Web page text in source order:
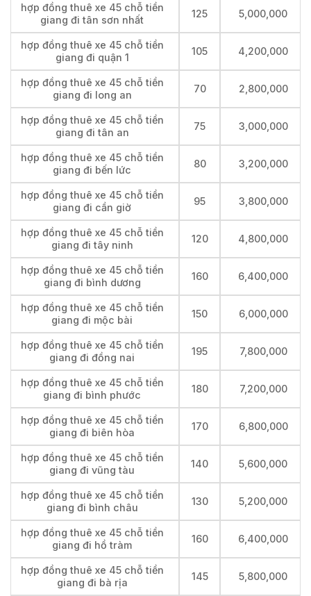
hợp đồng thuê xe 45 chỗ tiền
giang đi tân sơn nhất
125 5,000,000
hợp đồng thuê xe 45 chỗ tiền
giang đi quận 1
105 4,200,000
hợp đồng thuê xe 45 chỗ tiền
giang đi long an
70 2,800,000
hợp đồng thuê xe 45 chỗ tiền
giang đi tân an
75 3,000,000
hợp đồng thuê xe 45 chỗ tiền
giang đi bến lức
80 3,200,000
hợp đồng thuê xe 45 chỗ tiền
giang đi cần giờ
95 3,800,000
hợp đồng thuê xe 45 chỗ tiền
giang đi tây ninh
120 4,800,000
hợp đồng thuê xe 45 chỗ tiền
giang đi bình dương
160 6,400,000
hợp đồng thuê xe 45 chỗ tiền
giang đi mộc bài
150 6,000,000
hợp đồng thuê xe 45 chỗ tiền
giang đi đồng nai
195 7,800,000
hợp đồng thuê xe 45 chỗ tiền
giang đi bình phước
180 7,200,000
hợp đồng thuê xe 45 chỗ tiền
giang đi biên hòa
170 6,800,000
hợp đồng thuê xe 45 chỗ tiền
giang đi vũng tàu
140 5,600,000
hợp đồng thuê xe 45 chỗ tiền
giang đi bình châu
130 5,200,000
hợp đồng thuê xe 45 chỗ tiền
giang đi hồ tràm
160 6,400,000
hợp đồng thuê xe 45 chỗ tiền
giang đi bà rịa
145 5,800,000